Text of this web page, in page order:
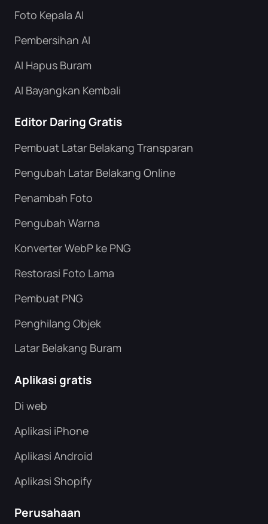
Foto Kepala AI
Pembersihan AI
AI Hapus Buram
AI Bayangkan Kembali
Editor Daring Gratis
Pembuat Latar Belakang Transparan
Pengubah Latar Belakang Online
Penambah Foto
Pengubah Warna
Konverter WebP ke PNG
Restorasi Foto Lama
Pembuat PNG
Penghilang Objek
Latar Belakang Buram
Aplikasi gratis
Di web
Aplikasi iPhone
Aplikasi Android
Aplikasi Shopify
Perusahaan